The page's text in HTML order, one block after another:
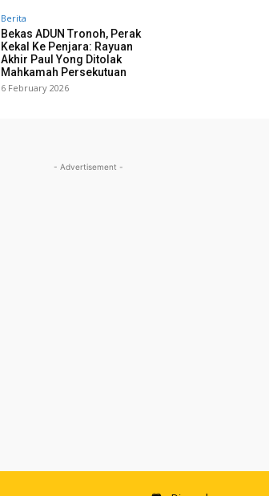
Berita
Bekas ADUN Tronoh, Perak
Kekal Ke Penjara: Rayuan
Akhir Paul Yong Ditolak
Mahkamah Persekutuan
6 February 2026
- Advertisement -